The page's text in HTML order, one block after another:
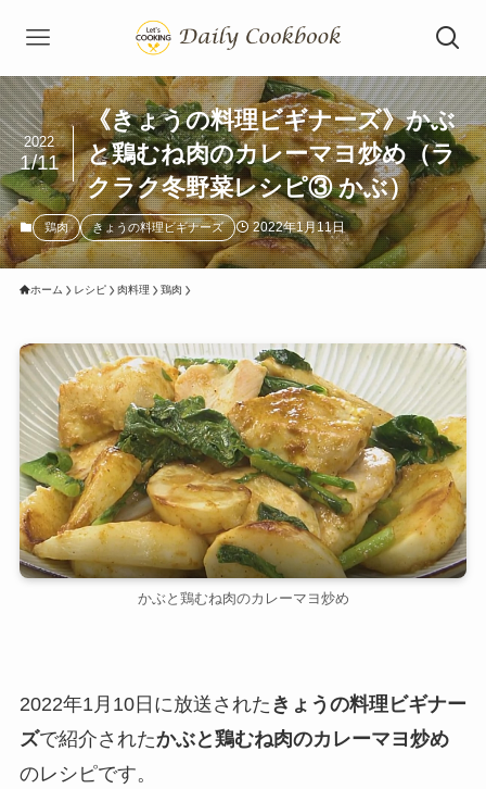
《きょうの料理ビギナーズ》かぶ
と鶏むね肉のカレーマヨ炒め（ラ
クラク冬野菜レシピ③ かぶ）
2022
1/11
鶏肉 きょうの料理ビギナーズ 2022年1月11日
ホーム レシピ 肉料理 鶏肉
かぶと鶏むね肉のカレーマヨ炒め
2022年1月10日に放送された きょうの料理ビギナー
ズで紹介されたかぶと鶏むね肉のカレーマヨ炒め
のレシピです。